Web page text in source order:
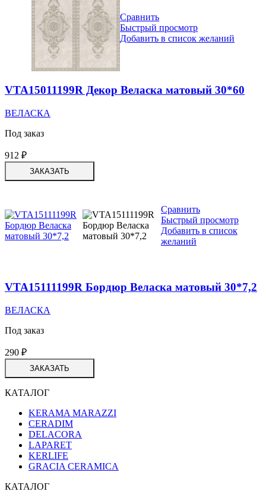
Сравнить
Быстрый просмотр
Добавить в список желаний
VTA15011199R Декор Веласка матовый 30*60
ВЕЛАСКА
Под заказ
912 ₽
ЗАКАЗАТЬ
Сравнить
Быстрый просмотр
Добавить в список
желаний
VTA15111199R Бордюр Веласка матовый 30*7,2
ВЕЛАСКА
Под заказ
290 ₽
ЗАКАЗАТЬ
КАТАЛОГ
KERAMA MARAZZI
CERADIM
DELACORA
LAPARET
KERLIFE
GRACIA CERAMICA
КАТАЛОГ